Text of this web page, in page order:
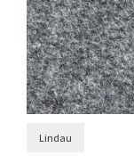
Lindau